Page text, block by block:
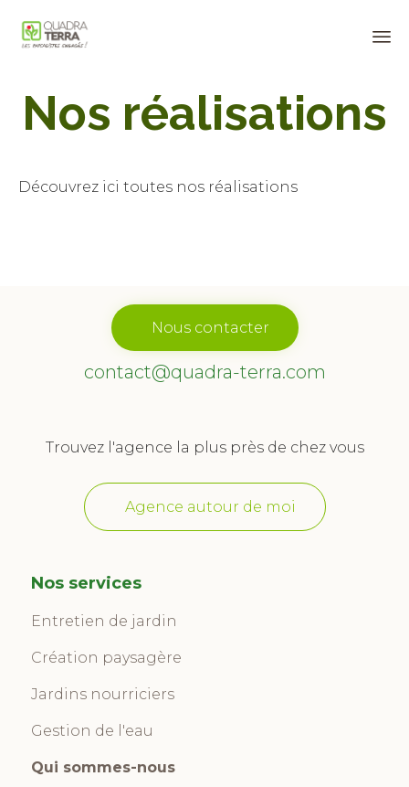
Nos réalisations
Découvrez ici toutes nos réalisations
Nous contacter
contact@quadra-terra.com
Trouvez l'agence la plus près de chez vous
Agence autour de moi
Nos services
Entretien de jardin
Création paysagère
Jardins nourriciers
Gestion de l'eau
Qui sommes-nous